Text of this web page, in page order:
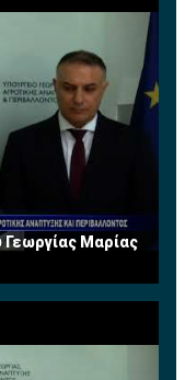
Γεωργίας Μαρίας